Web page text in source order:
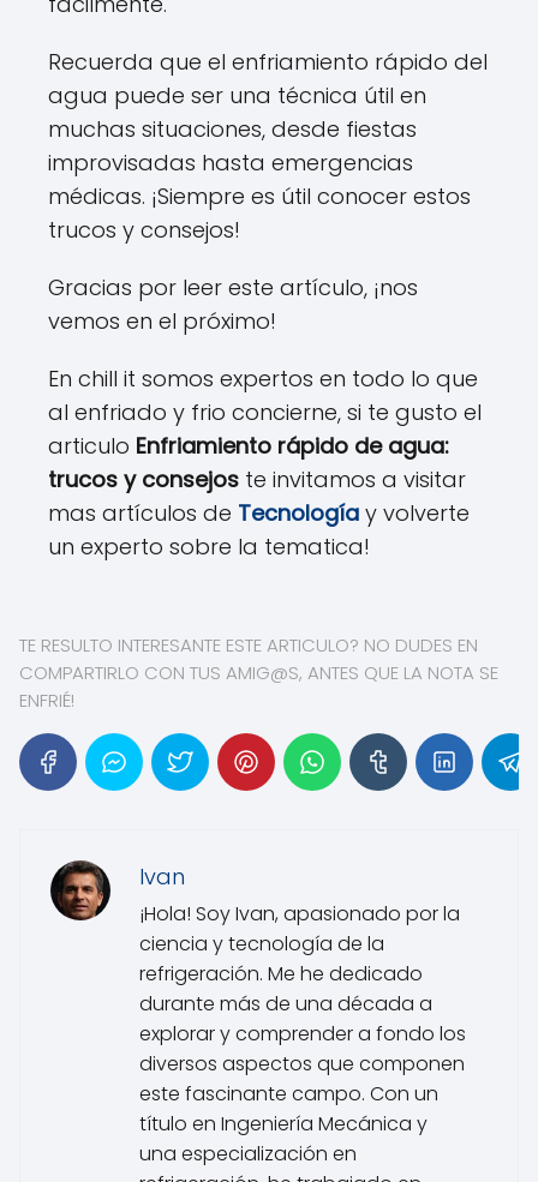
Recuerda que el enfriamiento rápido del
agua puede ser una técnica útil en
muchas situaciones, desde fiestas
improvisadas hasta emergencias
médicas. ¡Siempre es útil conocer estos
trucos y consejos!
Gracias por leer este artículo, ¡nos
vemos en el próximo!
En chill it somos expertos en todo lo que
al enfriado y frio concierne, si te gusto el
articulo Enfriamiento rápido de agua:
trucos y consejos te invitamos a visitar
mas artículos de Tecnología y volverte
un experto sobre la tematica!
TE RESULTO INTERESANTE ESTE ARTICULO? NO DUDES EN
COMPARTIRLO CON TUS AMIG@S, ANTES QUE LA NOTA SE
ENFRIÉ!
Ivan
¡Hola! Soy Ivan, apasionado por la
ciencia y tecnología de la
refrigeración. Me he dedicado
durante más de una década a
explorar y comprender a fondo los
diversos aspectos que componen
este fascinante campo. Con un
título en Ingeniería Mecánica y
una especialización en